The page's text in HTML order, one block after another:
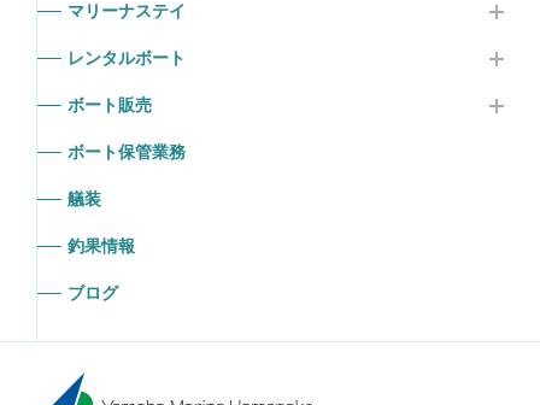
マリーナステイ
レンタルボート
ボート販売
ボート保管業務
艤装
釣果情報
ブログ